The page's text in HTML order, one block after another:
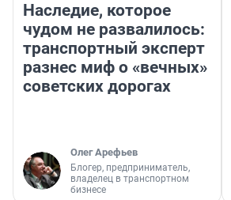
Наследие, которое
чудом не развалилось:
транспортный эксперт
разнес миф о «вечных»
советских дорогах
Олег Арефьев
Блогер, предприниматель,
владелец в транспортном
бизнесе